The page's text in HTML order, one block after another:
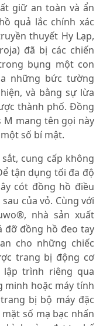
giữ an toàn và ẩn
quả lắc chính xác
thuyết Hy Lạp,
đã bị các chiến
bụng một con
những bức tường
và bằng sự lừa
thành phố. Đồng
M mang tên gọi này
số bí mật.
cung cấp không
tận dụng tối đa độ
cót đồng hồ điều
của vỏ. Cùng với
nhà sản xuất
đỡ đồng hồ đeo tay
cho những chiếc
trang bị động cơ
trình riêng qua
minh hoặc máy tính
bị bộ máy đặc
mặt số mạ bạc nhấn